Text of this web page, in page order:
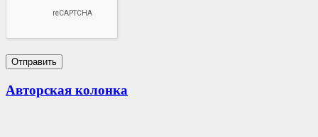
Авторская колонка